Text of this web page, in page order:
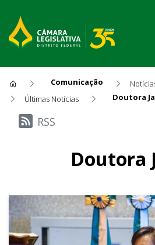
Comunicação
Últimas Notícias
Doutora
Últimas Notícias
RSS
Doutora